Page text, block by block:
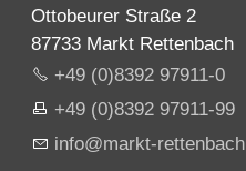
Ottobeurer Straße 2
87733 Markt Rettenbach
+49 (0)8392 97911-0
+49 (0)8392 97911-99
nf
m rkt-r tt nb ch